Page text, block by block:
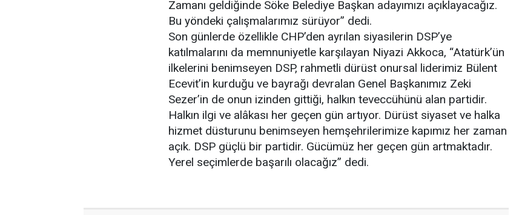
Zamanı geldiğinde Söke Belediye Başkan adayımızı açıklayacağız.
Bu yöndeki çalışmalarımız sürüyor” dedi.
Son günlerde özellikle CHP’den ayrılan siyasilerin DSP’ye
katılmalarını da memnuniyetle karşılayan Niyazi Akkoca, “Atatürk’ün
ilkelerini benimseyen DSP, rahmetli dürüst onursal liderimiz Bülent
Ecevit’in kurduğu ve bayrağı devralan Genel Başkanımız Zeki
Sezer’in de onun izinden gittiği, halkın teveccühünü alan partidir.
Halkın ilgi ve alâkası her geçen gün artıyor. Dürüst siyaset ve halka
hizmet düsturunu benimseyen hemşehrilerimize kapımız her zaman
açık. DSP güçlü bir partidir. Gücümüz her geçen gün artmaktadır.
Yerel seçimlerde başarılı olacağız” dedi.